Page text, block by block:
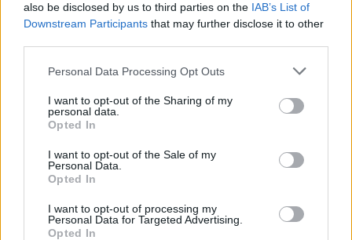
also be disclosed by us to third parties on the IAB’s List of
Downstream Participants that may further disclose it to other
Please note that this website/app uses one or more Google
not limited to your visit or usage behaviour. You may click to
grant or deny consent to Google and its third-party tags to
use your data for below specified purposes in below Google
consent section.
Personal Data Processing Opt Outs
I want to opt-out of the Sharing of my
personal data.
Opted In
I want to opt-out of the Sale of my
Personal Data.
Opted In
I want to opt-out of processing my
Personal Data for Targeted Advertising.
Opted In